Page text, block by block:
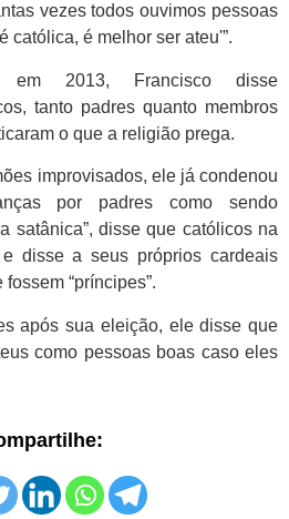
vezes todos ouvimos pessoas
católica, é melhor ser ateu'”.
em 2013, Francisco disse
tanto padres quanto membros
o que a religião prega.
improvisados, ele já condenou
por padres como sendo
satânica”, disse que católicos na
disse a seus próprios cardeais
“príncipes”.
após sua eleição, ele disse que
como pessoas boas caso eles